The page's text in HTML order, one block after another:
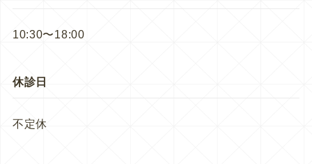
10:30〜18:00
休診日
不定休